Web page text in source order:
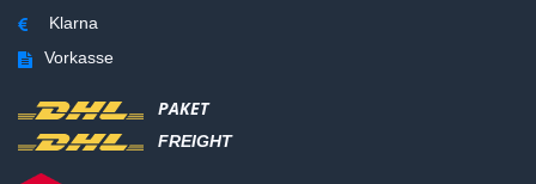
Klarna
Vorkasse
PAKET
FREIGHT